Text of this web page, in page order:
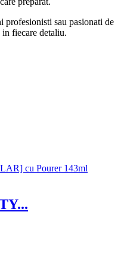
profesionisti sau pasionati de
fiecare detaliu.